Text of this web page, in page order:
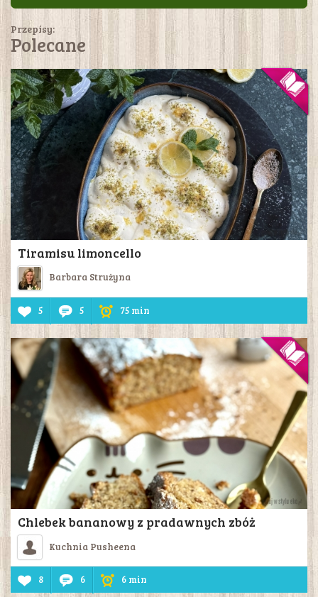
Przepisy:
Polecane
Tiramisu limoncello
Barbara Strużyna
5 5 75 min
Chlebek bananowy z pradawnych zbóż
Kuchnia Pusheena
8 6 6 min